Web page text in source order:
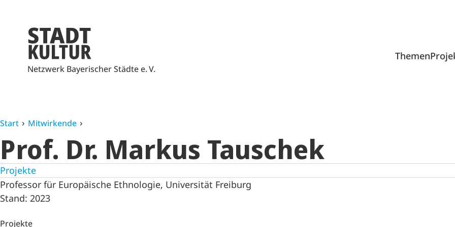
Netzwerk Bayerischer Städte e. V.
Themen
Start Mitwirkende
Prof. Dr. Markus Tauschek
Projekte
Professor für Europäische Ethnologie, Universität Freiburg
Stand: 2023
Projekte